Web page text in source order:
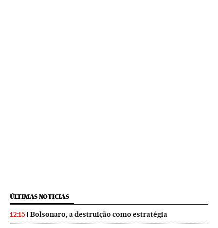
ÚLTIMAS NOTICIAS
12:15 Bolsonaro, a destruição como estratégia